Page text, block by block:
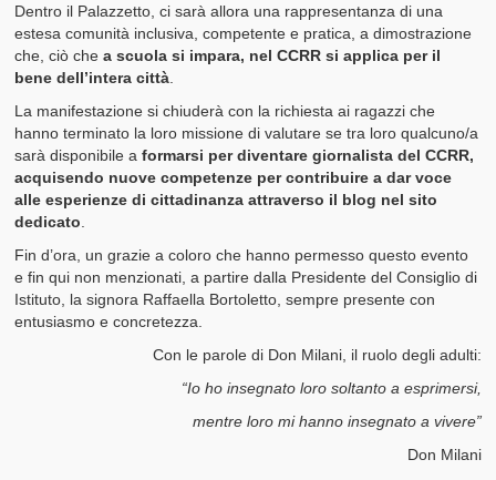
Dentro il Palazzetto, ci sarà allora una rappresentanza di una
estesa comunità inclusiva, competente e pratica, a dimostrazione
che, ciò chea scuola si impara, nel CCRR si applica per il
bene dell’intera città
La manifestazione si chiuderà con la richiesta ai ragazzi che
hanno terminato la loro missione di valutare se tra loro qualcuno/a
sarà disponibile aformarsi per diventare giornalista del CCRR,
acquisendo nuove competenze per contribuire a dar voce
alle esperienze di cittadinanza attraverso il blog nel sito
dedicato
Fin d’ora, un grazie a coloro che hanno permesso questo evento
e fin qui non menzionati, a partire dalla Presidente del Consiglio di
Istituto, la signora Raffaella Bortoletto, sempre presente con
entusiasmo e concretezza.
Con le parole di Don Milani, il ruolo degli adulti:
“Io ho insegnato loro soltanto a esprimersi,
mentre loro mi hanno insegnato a vivere”
Don Milani